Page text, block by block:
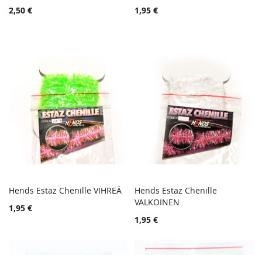
VERTAILUUN
2,50 €
1,95 €
TOIVELISTA
VERTAILUUN
Hends Estaz Chenille VIHREÄ
1,95 €
Lisää ostoskoriin
Hends Estaz Chenille
VALKOINEN
1,95 €